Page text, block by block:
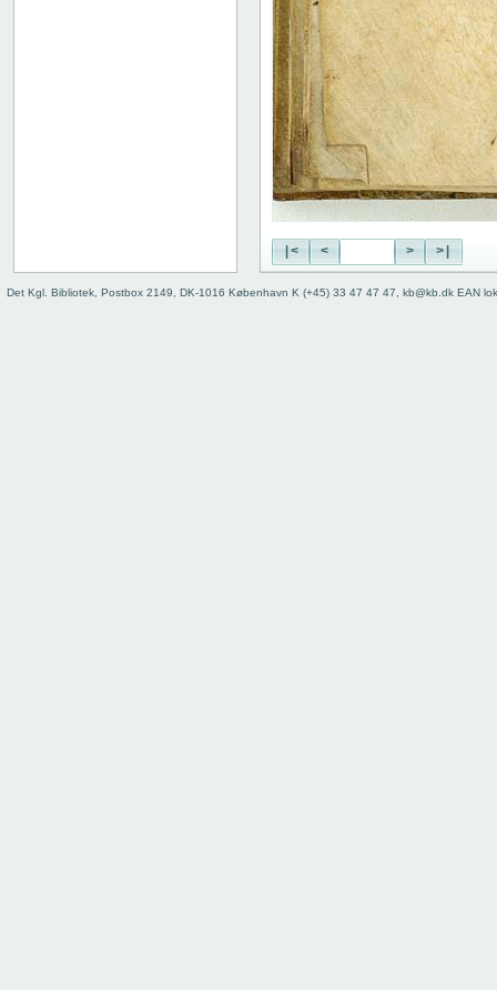
|< < > >|
Det Kgl. Bibliotek, Postbox 2149, DK-1016 København K (+45) 33 47 47 47, kb@kb.dk EAN